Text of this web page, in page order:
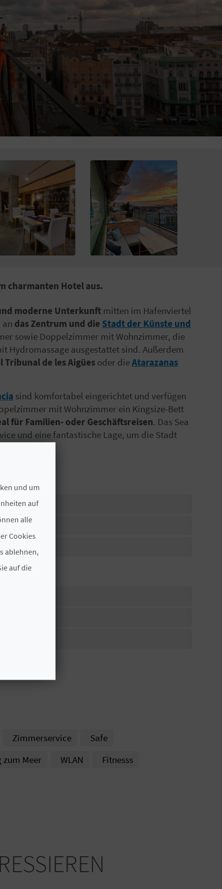
charmanten Hotel aus.
moderne Unterkunft mitten im Hafenviertel
an das Zentrum und die Stadt der Künste und
sowie Doppelzimmer mit Wohnzimmer, die
Hydromassage ausgestattet sind. Außerdem
de les Aigües oder dieAtarazanas
sind komfortabel eingerichtet und verfügen
mit Wohnzimmer ein Kingsize-Bett
für Familien- oder Geschäftsreisen. Das Sea
und eine fantastische Lage, um die Stadt
Zimmerservice
Safe
zum Meer WLAN
Fitnesss
und um
auf
alle
Cookies
ablehnen,
auf die